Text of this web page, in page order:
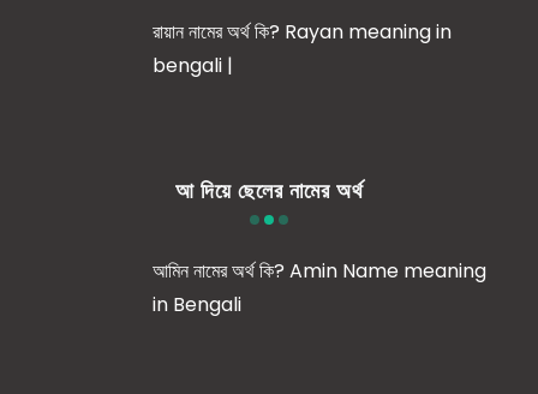
রায়ান নামের অর্থ কি? Rayan meaning in
bengali |
আ দিয়ে ছেলের নামের অর্থ
আমিন নামের অর্থ কি? Amin Name meaning
in Bengali